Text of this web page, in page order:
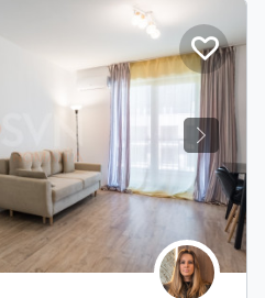
Next